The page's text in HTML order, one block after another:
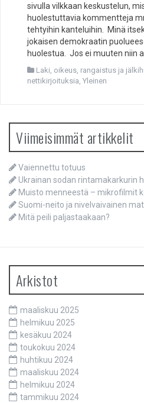
sivulla vilkkaan keskustelun,
huolestuttavia kommentteja
tehtyihin kanteluihin. Minä
jokaisen demokraatin
huolestua. Jos ei muuten niin
Laki, oikeus, rangaistus ja
nettikirjoituksia, Yleinen
Viimeisimmät artikkelit
Vaiennettu totuus
Ukrainan sodan rintamakarkurin
Muisto menneestä – mikrofilmit
Suomi-neito ja nivelvaivainen
Mitä peili paljastaakaan?
Arkistot
maaliskuu 2025
helmikuu 2025
kesäkuu 2024
toukokuu 2024
huhtikuu 2024
maaliskuu 2024
helmikuu 2024
tammikuu 2024